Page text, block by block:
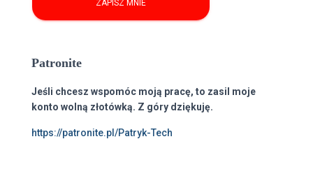
Patronite
Jeśli chcesz wspomóc moją pracę, to zasil moje
konto wolną złotówką. Z góry dziękuję.
https://patronite.pl/Patryk-Tech